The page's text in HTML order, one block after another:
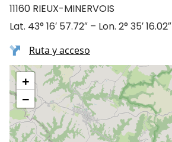
11160 RIEUX-MINERVOIS
Lat. 43° 16′ 57.72″ – Lon. 2° 35′ 16.02″
Ruta y acceso
+
−